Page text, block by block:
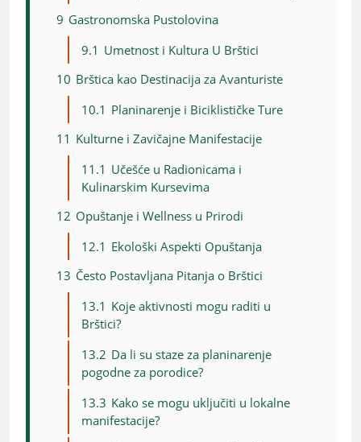
9 Gastronomska Pustolovina
9.1 Umetnost i Kultura U Brštici
10 Brštica kao Destinacija za Avanturiste
10.1 Planinarenje i Biciklističke Ture
11 Kulturne i Zavičajne Manifestacije
11.1 Učešće u Radionicama i
Kulinarskim Kursevima
12 Opuštanje i Wellness u Prirodi
12.1 Ekološki Aspekti Opuštanja
13 Često Postavljana Pitanja o Brštici
13.1 Koje aktivnosti mogu raditi u
Brštici?
13.2 Da li su staze za planinarenje
pogodne za porodice?
13.3 Kako se mogu uključiti u lokalne
manifestacije?